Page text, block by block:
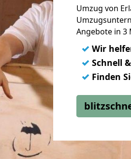
Umzug von
Angebote in 3
✓ Wir
✓ Schnell
✓ Finden